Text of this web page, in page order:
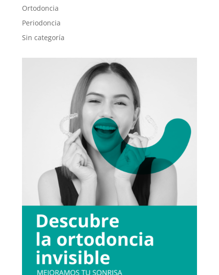
Ortodoncia
Periodoncia
Sin categoría